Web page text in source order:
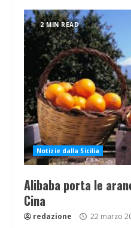
2 MIN READ
Notizie dalla Sicilia
Alibaba porta le
Cina
redazione 22 marzo